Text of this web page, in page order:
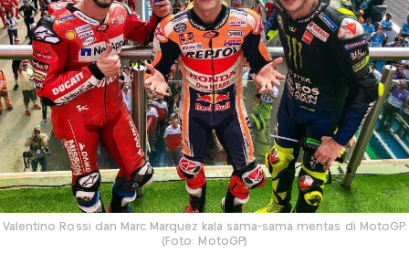
Valentino Rossi dan Marc Marquez kala sama-sama mentas di MotoGP.
(Foto: MotoGP)